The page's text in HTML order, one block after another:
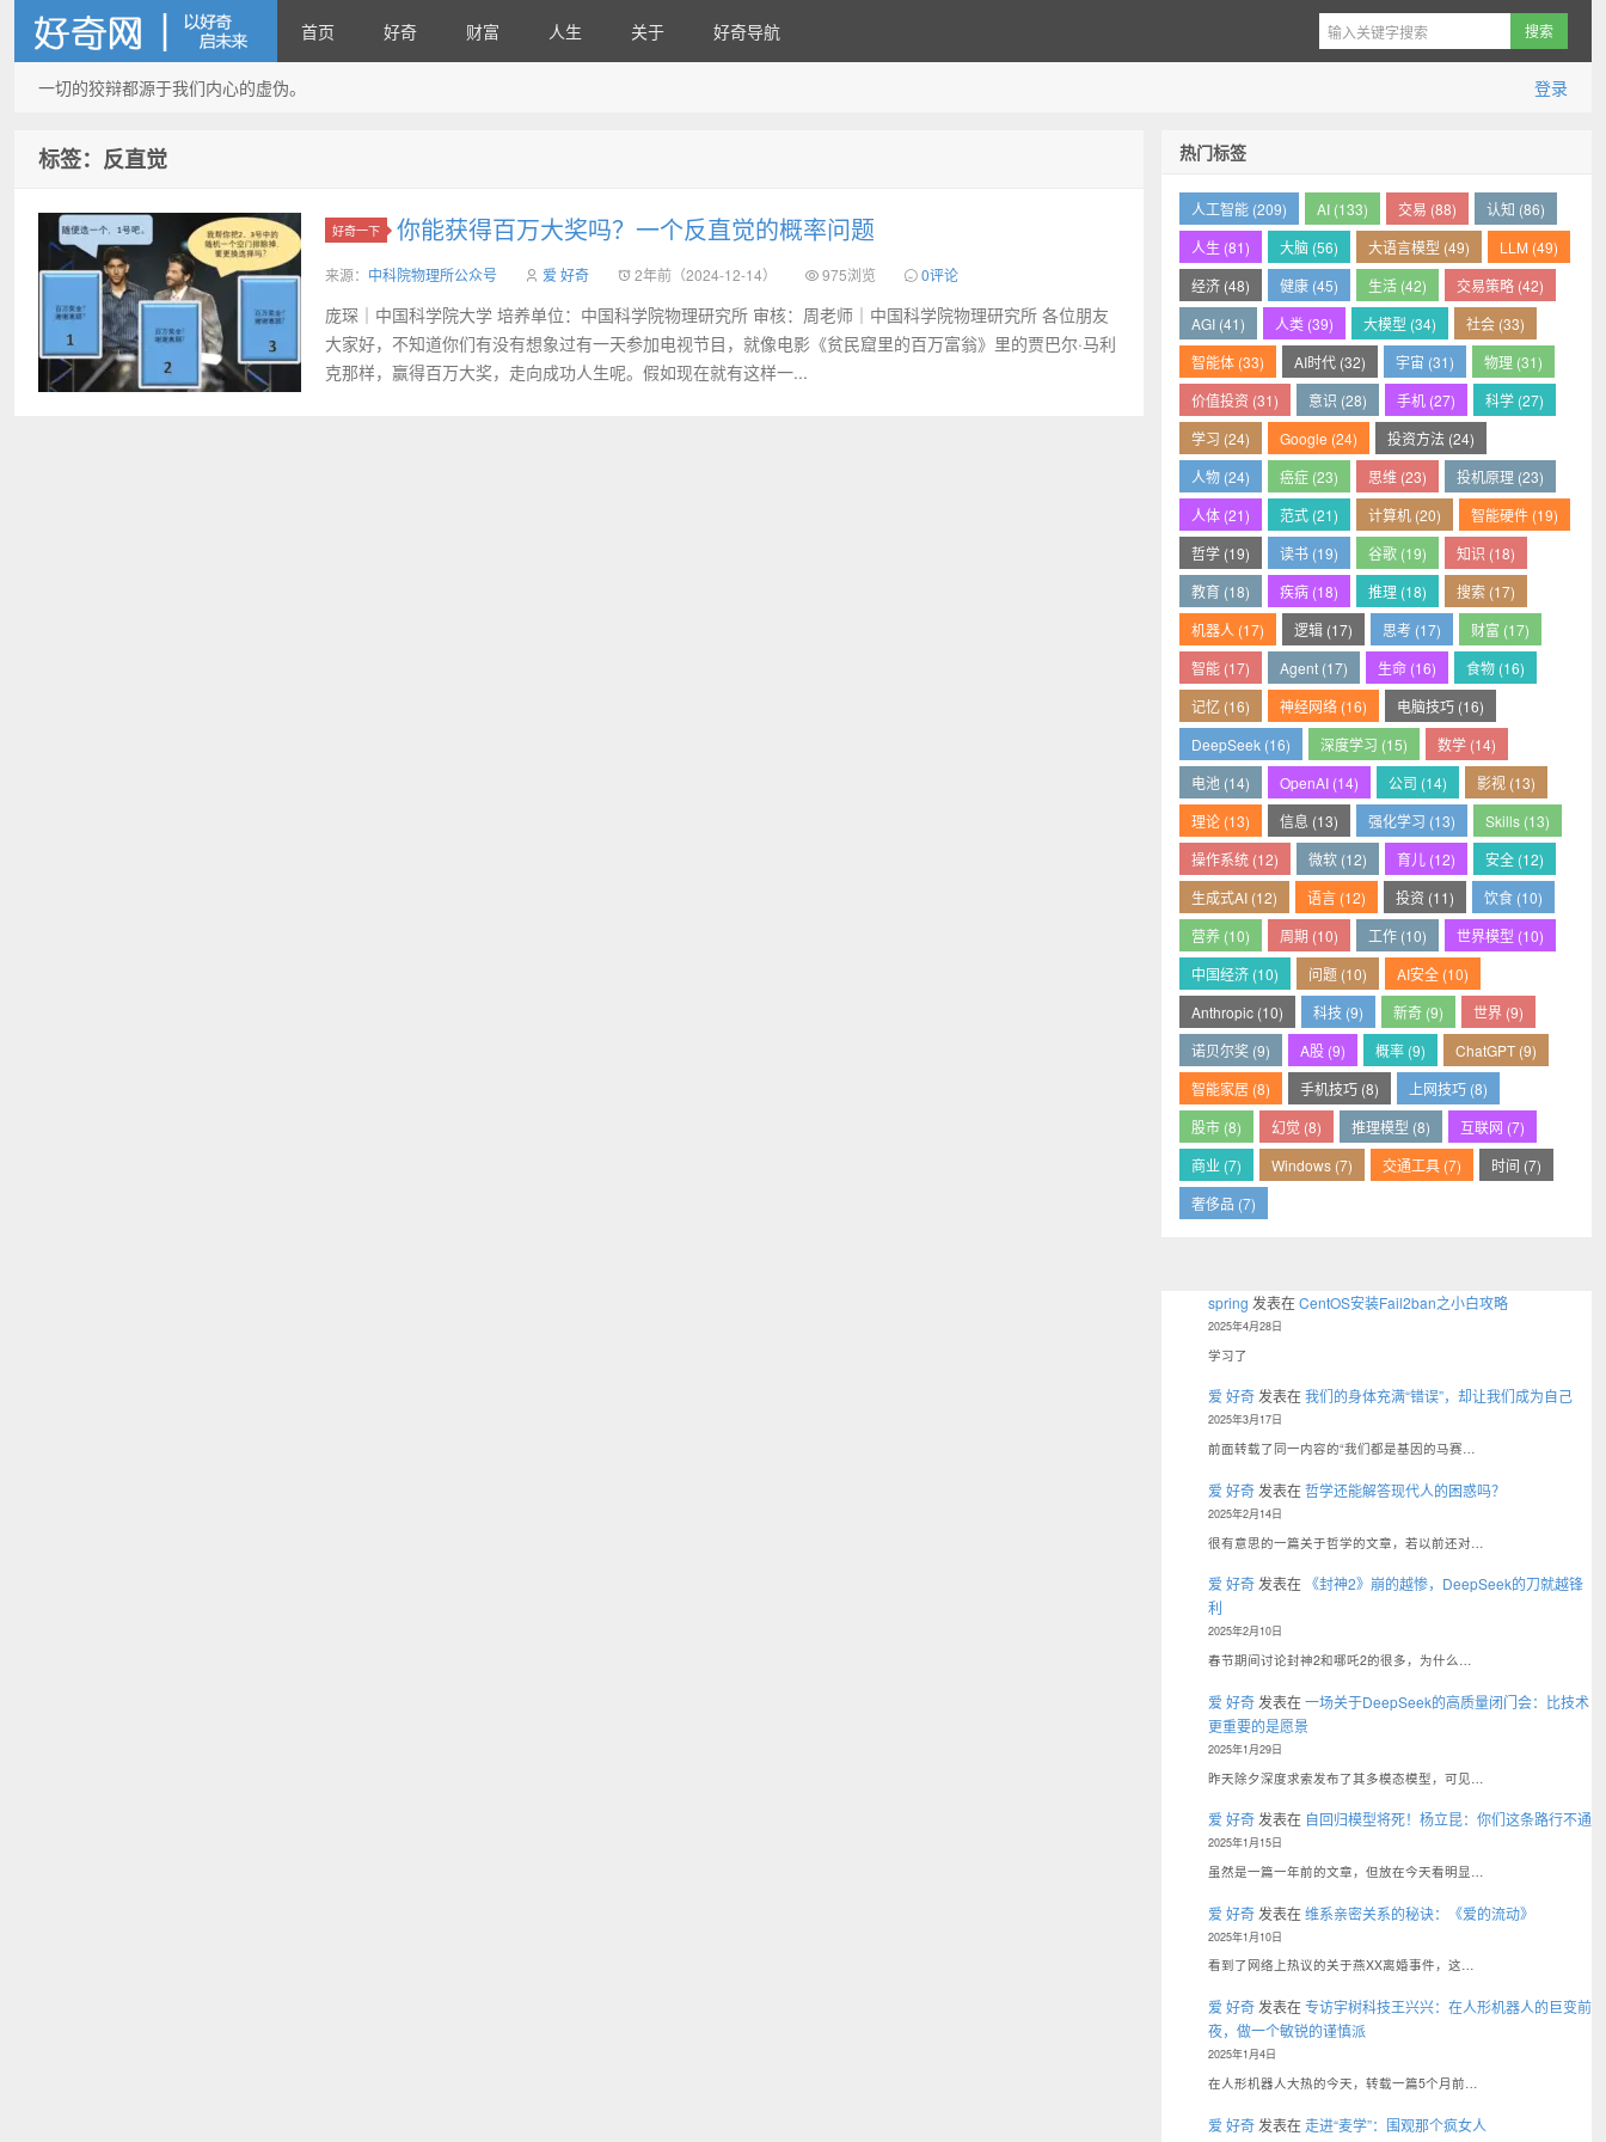
首页 好奇 财富 人生 关于 好奇导航
登录
一切的狡辩都源于我们内心的虚伪。
标签：反直觉
好奇一下 你能获得百万大奖吗？一个反直觉的概率问题
来源： 中科院物理所公众号 爱 好奇 2年前（2024-12-14） 975浏览 0评论
庞琛｜中国科学院大学 培养单位：中国科学院物理研究所 审核：周老师｜中国科学院物理研究所 各位朋友
大家好，不知道你们有没有想象过有一天参加电视节目，就像电影《贫民窟里的百万富翁》里的贾巴尔·马利
克那样，赢得百万大奖，走向成功人生呢。假如现在就有这样一...
热门标签
人工智能 (209) AI (133) 交易 (88)
认知 (86)
人生 (81)
大脑 (56) 大语言模型 (49)
LLM (49)
经济 (48)
健康 (45) 生活 (42)
交易策略 (42)
AGI (41)
人类 (39) 大模型 (34)
社会 (33)
智能体 (33)
AI时代 (32) 宇宙 (31)
物理 (31)
价值投资 (31)
意识 (28) 手机 (27)
科学 (27)
学习 (24)
Google (24)
投资方法 (24)
人物 (24)
癌症 (23) 思维 (23)
投机原理 (23)
人体 (21)
范式 (21) 计算机 (20)
智能硬件 (19)
哲学 (19)
读书 (19) 谷歌 (19)
知识 (18)
教育 (18)
疾病 (18) 推理 (18)
搜索 (17)
机器人 (17)
逻辑 (17) 思考 (17)
财富 (17)
智能 (17)
Agent (17) 生命 (16)
食物 (16)
记忆 (16)
神经网络 (16)
电脑技巧 (16)
DeepSeek (16)
深度学习 (15)
数学 (14)
电池 (14)
OpenAI (14) 公司 (14)
影视 (13)
理论 (13)
信息 (13) 强化学习 (13)
Skills (13)
操作系统 (12)
微软 (12) 育儿 (12)
安全 (12)
生成式AI (12)
语言 (12) 投资 (11)
饮食 (10)
营养 (10)
周期 (10) 工作 (10)
世界模型 (10)
中国经济 (10)
问题 (10)
AI安全 (10)
Anthropic (10)
科技 (9) 新奇 (9)
世界 (9)
诺贝尔奖 (9)
A股 (9) 概率 (9)
ChatGPT (9)
智能家居 (8)
手机技巧 (8)
上网技巧 (8)
股市 (8)
幻觉 (8) 推理模型 (8)
互联网 (7)
商业 (7)
Windows (7) 交通工具 (7)
时间 (7)
奢侈品 (7)
spring 发表在CentOS安装Fail2ban之小白攻略
2025年4月28日
学习了
爱 好奇发表在我们的身体充满“错误”，却让我们成为自己
2025年3月17日
前面转载了同一内容的“我们都是基因的马赛…
爱 好奇 发表在哲学还能解答现代人的困惑吗？
2025年2月14日
很有意思的一篇关于哲学的文章，若以前还对…
爱 好奇 发表在 《封神2》崩的越惨，DeepSeek的刀就越锋
利
2025年2月10日
春节期间讨论封神2和哪吒2的很多，为什么…
爱 好奇 发表在一场关于DeepSeek的高质量闭门会：比技术
更重要的是愿景
2025年1月29日
昨天除夕深度求索发布了其多模态模型，可见…
爱 好奇 发表在 自回归模型将死！杨立昆：你们这条路行不通
2025年1月15日
虽然是一篇一年前的文章，但放在今天看明显…
爱 好奇 发表在维系亲密关系的秘诀：《爱的流动》
2025年1月10日
看到了网络上热议的关于燕XX离婚事件，这…
爱 好奇 发表在专访宇树科技王兴兴：在人形机器人的巨变前
夜，做一个敏锐的谨慎派
2025年1月4日
在人形机器人大热的今天，转载一篇5个月前…
爱 好奇 发表在走进“麦学”：围观那个疯女人